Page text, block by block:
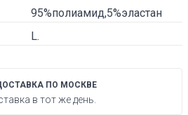
95%полиамид,5%эластан
L.
ПО МОСКВЕ
в тот же день.